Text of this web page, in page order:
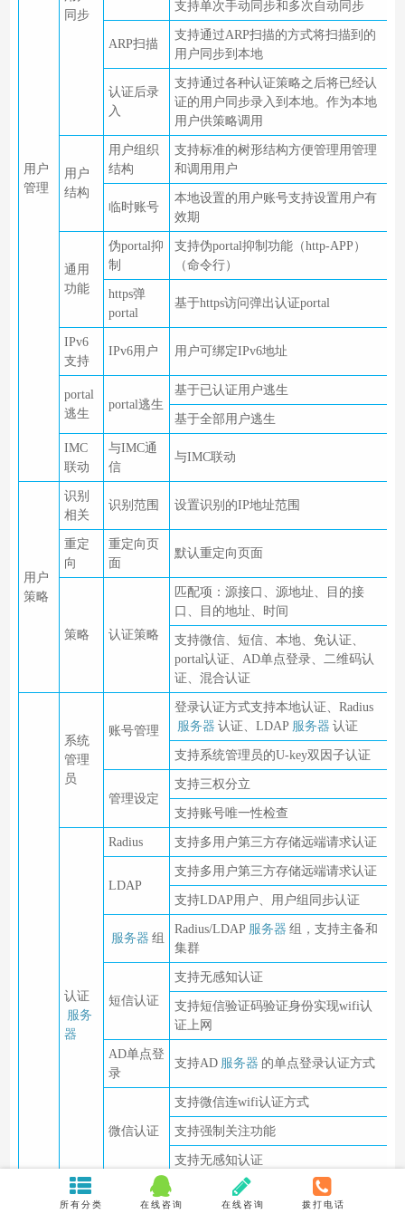
用户
管理
同步
支持单次手动同步和多次自动同步
ARP扫描
支持通过ARP扫描的方式将扫描到的
用户同步到本地
认证后录
入
支持通过各种认证策略之后将已经认
证的用户同步录入到本地。作为本地
用户供策略调用
用户
结构
用户组织
结构
支持标准的树形结构方便管理用管理
和调用用户
临时账号
本地设置的用户账号支持设置用户有
效期
通用
功能
伪portal抑
制
支持伪portal抑制功能（http-APP）
（命令行）
https弹
portal
基于https访问弹出认证portal
IPv6
支持
IPv6用户 用户可绑定IPv6地址
portal
逃生
portal逃生
基于已认证用户逃生
基于全部用户逃生
IMC
联动
与IMC通
信
与IMC联动
用户
策略
识别
相关
识别范围 设置识别的IP地址范围
重定
向
重定向页
面
默认重定向页面
策略 认证策略
匹配项：源接口、源地址、目的接
口、目的地址、时间
支持微信、短信、本地、免认证、
portal认证、AD单点登录、二维码认
证、混合认证
系统
管理
员
账号管理
登录认证方式支持本地认证、Radius
服务器 认证、LDAP 服务器 认证
支持系统管理员的U-key双因子认证
管理设定
支持三权分立
支持账号唯一性检查
认证
服务
器
Radius 支持多用户第三方存储远端请求认证
LDAP
支持多用户第三方存储远端请求认证
支持LDAP用户、用户组同步认证
服务器 组
Radius/LDAP 服务器 组，支持主备和
集群
短信认证
支持无感知认证
支持短信验证码验证身份实现wifi认
证上网
AD单点登
录
支持AD 服务器 的单点登录认证方式
微信认证
支持微信连wifi认证方式
支持强制关注功能
支持无感知认证
混合认证 支持多种认证方式的混合认证
所有分类 在线咨询 在线咨询 拨打电话